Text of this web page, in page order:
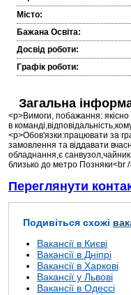
Місто:
Бажана Освіта:
Досвід роботи:
Графік роботи:
Загальна
<p>Вимоги, побажання:
в
<p>Обов'язки:працювати за
замовлення та віддавати
обладнання,є
близько до метро Позняки<br
Переглянути
Подивіться схожі
Вакансії в Києві
Вакансії в Дніпрі
Вакансії в Харкові
Вакансії у Львові
Вакансії в Одессі